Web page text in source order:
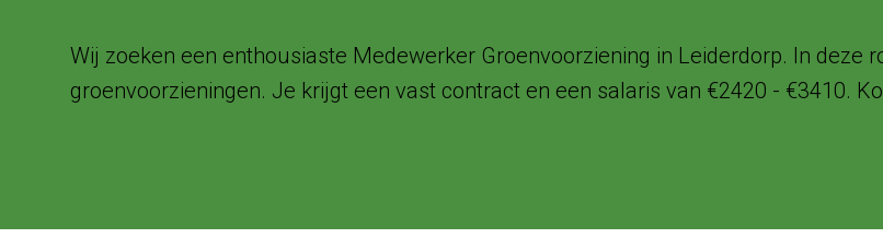
Wij zoeken een enthousiaste Medewerker Groenvoorziening in Leiderdorp. In
groenvoorzieningen. Je krijgt een vast contract en een salaris van €2420 - €3410.